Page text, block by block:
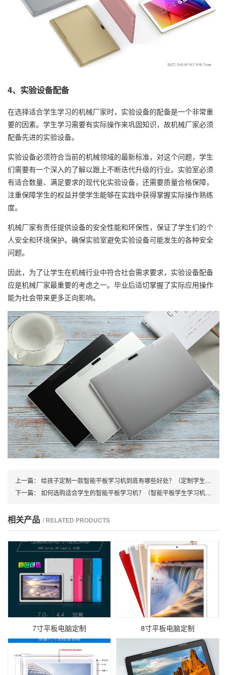
4、实验设备配备
在选择适合学生学习的机械厂家时，实验设备的配备是一个非常重
要的因素。学生学习需要有实际操作来巩固知识，故机械厂家必须
配备先进的实验设备。
实验设备必须符合当前的机械领域的最新标准，对这个问题，学生
们需要有一个深入的了解以跟上不断迭代升级的行业。实验室必须
有适合数量、满足要求的现代化实验设备，还需要质量合格保障，
注重保障学生的权益并使学生能够在实践中获得掌握实际操作熟练
度。
机械厂家有责任提供设备的安全性能和环保性，保证了学生们的个
人安全和环境保护。确保实验室避免实验设备可能发生的各种安全
问题。
因此，为了让学生在机械行业中符合社会需求要求，实验设备配备
应是机械厂家最重要的考虑之一。毕业后适切掌握了实际应用操作
能为社会带来更多正向影响。
上一篇： 给孩子定制一款智能平板学习机到底有哪些好处？（定制学生学习机的三大优势）
下一篇： 如何选购适合学生的智能平板学习机？（智能平板学生学习机的选购指南）
相关产品 / RELATED PRODUCTS
7寸平板电脑定制 8寸平板电脑定制